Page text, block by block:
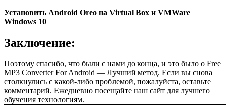
Установить Android Oreo на Virtual Box и VMWare
Windows 10
Заключение:
Поэтому спасибо, что были с нами до конца, и это было о Free
MP3 Converter For Android — Лучший метод. Если вы снова
столкнулись с какой-либо проблемой, пожалуйста, оставьте
комментарий. Ежедневно посещайте наш сайт для лучшего
обучения технологиям.